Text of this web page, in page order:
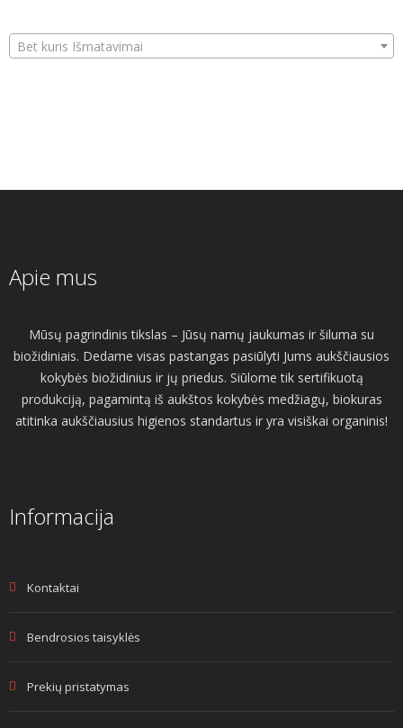
Bet kuris Išmatavimai
Apie mus
Mūsų pagrindinis tikslas – Jūsų namų jaukumas ir šiluma su
biožidiniais. Dedame visas pastangas pasiūlyti Jums aukščiausios
kokybės biožidinius ir jų priedus. Siūlome tik sertifikuotą
produkciją, pagamintą iš aukštos kokybės medžiagų, biokuras
atitinka aukščiausius higienos standartus ir yra visiškai organinis!
Informacija
Kontaktai
Bendrosios taisyklės
Prekių pristatymas